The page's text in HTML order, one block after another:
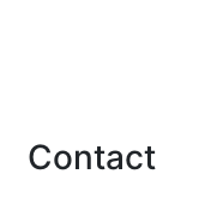
Contact